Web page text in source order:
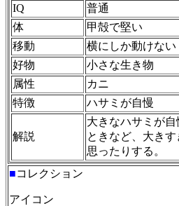
IQ
普通
体
甲殻で堅い
移動
横にしか動けない
好物
小さな生き物
属性
カニ
特徴
ハサミが自慢
解説
大きなハサミが
ときなど、大き
思ったりする。
■コレクション
アイコン